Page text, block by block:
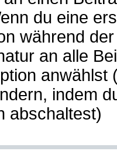
du eine
während
an alle
anwählst
indem
abschaltest)